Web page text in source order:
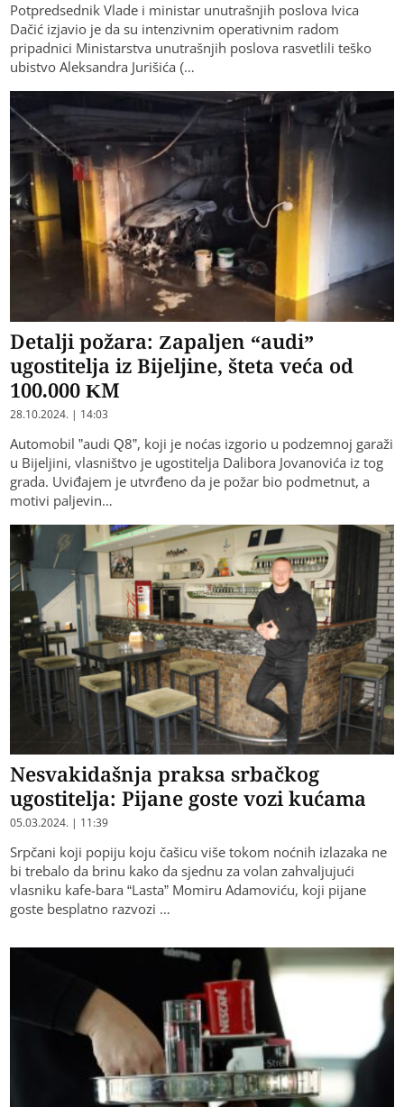
Potpredsednik Vlade i ministar unutrašnjih poslova Ivica
Dačić izjavio je da su intenzivnim operativnim radom
pripadnici Ministarstva unutrašnjih poslova rasvetlili teško
ubistvo Aleksandra Jurišića (…
Detalji požara: Zapaljen “audi”
ugostitelja iz Bijeljine, šteta veća od
100.000 KM
28.10.2024. | 14:03
Automobil ”audi Q8”, koji je noćas izgorio u podzemnoj garaži
u Bijeljini, vlasništvo je ugostitelja Dalibora Jovanovića iz tog
grada. Uviđajem je utvrđeno da je požar bio podmetnut, a
motivi paljevin…
Nesvakidašnja praksa srbačkog
ugostitelja: Pijane goste vozi kućama
05.03.2024. | 11:39
Srpčani koji popiju koju čašicu više tokom noćnih izlazaka ne
bi trebalo da brinu kako da sjednu za volan zahvaljujući
vlasniku kafe-bara “Lasta” Momiru Adamoviću, koji pijane
goste besplatno razvozi …